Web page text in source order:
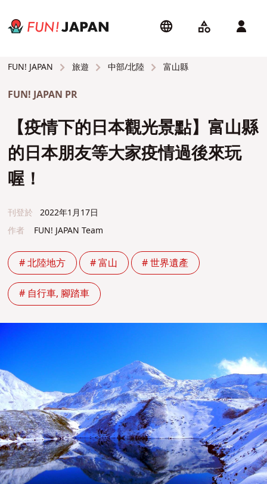
FUN! JAPAN 旅遊 中部/北陸 富山縣
FUN! JAPAN PR
【疫情下的日本觀光景點】富山縣
的日本朋友等大家疫情過後來玩
喔！
刊登於
2022年1月17日
作者
FUN! JAPAN Team
# 北陸地方 # 富山 # 世界遺產
# 自行車, 腳踏車